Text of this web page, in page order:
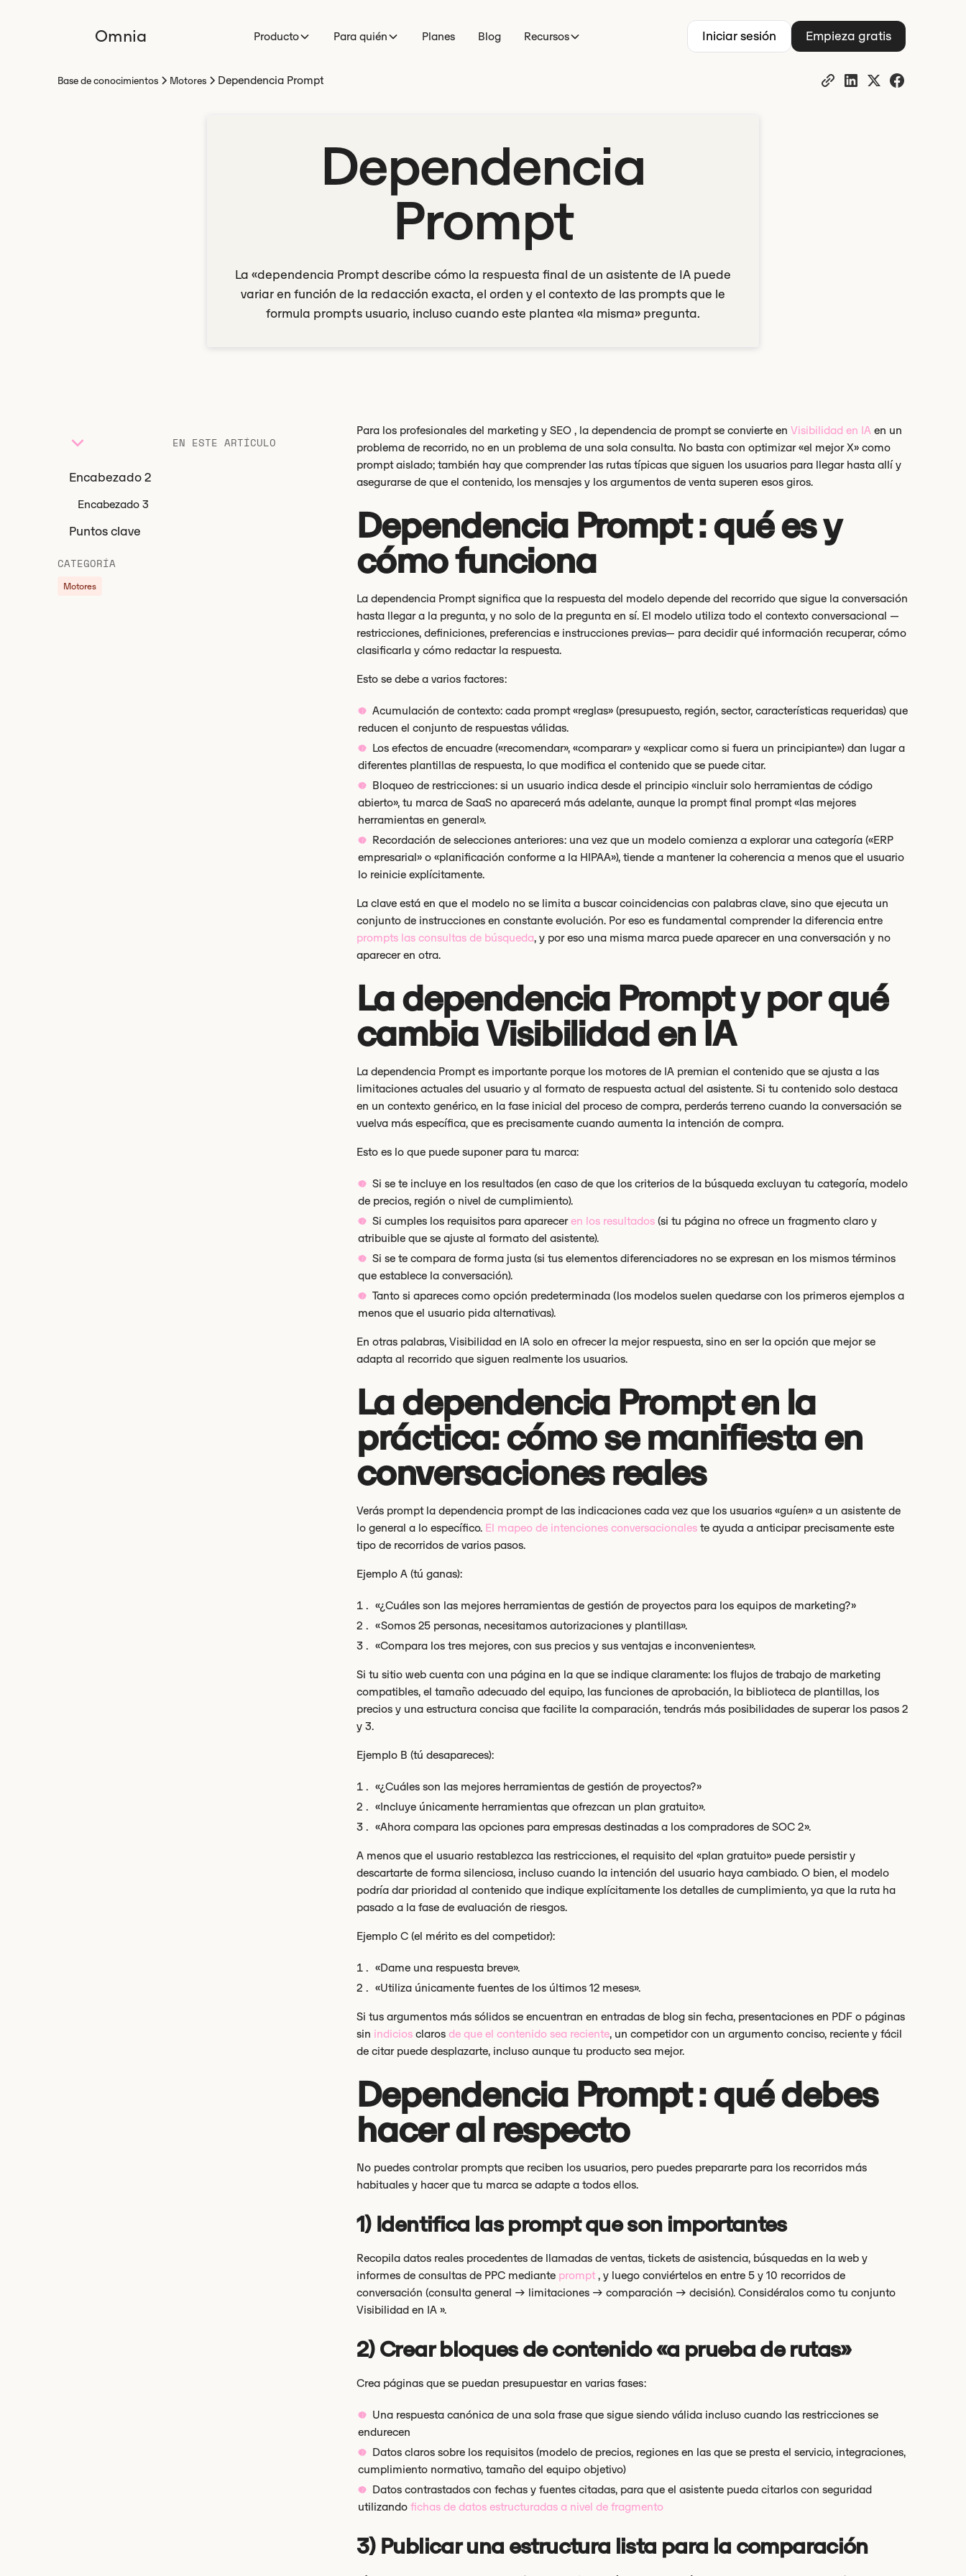
Omnia Producto Para quién Planes Blog Recursos Iniciar sesión Empieza gratis
Base de conocimientos Motores Dependencia Prompt
Dependencia
Prompt
La «dependencia Prompt describe cómo la respuesta final de un asistente de IA puede
variar en función de la redacción exacta, el orden y el contexto de las prompts que le
formula prompts usuario, incluso cuando este plantea «la misma» pregunta.
EN ESTE ARTÍCULO
Encabezado 2
Encabezado 3
Puntos clave
CATEGORÍA
Motores
Para los profesionales del marketing y SEO , la dependencia de prompt se convierte en Visibilidad en IA en un
problema de recorrido, no en un problema de una sola consulta. No basta con optimizar «el mejor X» como
prompt aislado; también hay que comprender las rutas típicas que siguen los usuarios para llegar hasta allí y
asegurarse de que el contenido, los mensajes y los argumentos de venta superen esos giros.
Dependencia Prompt : qué es y
cómo funciona
La dependencia Prompt significa que la respuesta del modelo depende del recorrido que sigue la conversación
hasta llegar a la pregunta, y no solo de la pregunta en sí. El modelo utiliza todo el contexto conversacional —
restricciones, definiciones, preferencias e instrucciones previas— para decidir qué información recuperar, cómo
clasificarla y cómo redactar la respuesta.
Esto se debe a varios factores:
Acumulación de contexto: cada prompt «reglas» (presupuesto, región, sector, características requeridas) que
reducen el conjunto de respuestas válidas.
Los efectos de encuadre («recomendar», «comparar» y «explicar como si fuera un principiante») dan lugar a
diferentes plantillas de respuesta, lo que modifica el contenido que se puede citar.
Bloqueo de restricciones: si un usuario indica desde el principio «incluir solo herramientas de código
abierto», tu marca de SaaS no aparecerá más adelante, aunque la prompt final prompt «las mejores
herramientas en general».
Recordación de selecciones anteriores: una vez que un modelo comienza a explorar una categoría («ERP
empresarial» o «planificación conforme a la HIPAA»), tiende a mantener la coherencia a menos que el usuario
lo reinicie explícitamente.
La clave está en que el modelo no se limita a buscar coincidencias con palabras clave, sino que ejecuta un
conjunto de instrucciones en constante evolución. Por eso es fundamental comprender la diferencia entre
prompts las consultas de búsqueda, y por eso una misma marca puede aparecer en una conversación y no
aparecer en otra.
La dependencia Prompt y por qué
cambia Visibilidad en IA
La dependencia Prompt es importante porque los motores de IA premian el contenido que se ajusta a las
limitaciones actuales del usuario y al formato de respuesta actual del asistente. Si tu contenido solo destaca
en un contexto genérico, en la fase inicial del proceso de compra, perderás terreno cuando la conversación se
vuelva más específica, que es precisamente cuando aumenta la intención de compra.
Esto es lo que puede suponer para tu marca:
Si se te incluye en los resultados (en caso de que los criterios de la búsqueda excluyan tu categoría, modelo
de precios, región o nivel de cumplimiento).
Si cumples los requisitos para apareceren los resultados (si tu página no ofrece un fragmento claro y
atribuible que se ajuste al formato del asistente).
Si se te compara de forma justa (si tus elementos diferenciadores no se expresan en los mismos términos
que establece la conversación).
Tanto si apareces como opción predeterminada (los modelos suelen quedarse con los primeros ejemplos a
menos que el usuario pida alternativas).
En otras palabras, Visibilidad en IA solo en ofrecer la mejor respuesta, sino en ser la opción que mejor se
adapta al recorrido que siguen realmente los usuarios.
La dependencia Prompt en la
práctica: cómo se manifiesta en
conversaciones reales
Verás prompt la dependencia prompt de las indicaciones cada vez que los usuarios «guíen» a un asistente de
lo general a lo específico. El mapeo de intenciones conversacionales te ayuda a anticipar precisamente este
tipo de recorridos de varios pasos.
Ejemplo A (tú ganas):
«¿Cuáles son las mejores herramientas de gestión de proyectos para los equipos de marketing?»
«Somos 25 personas, necesitamos autorizaciones y plantillas».
«Compara los tres mejores, con sus precios y sus ventajas e inconvenientes».
Si tu sitio web cuenta con una página en la que se indique claramente: los flujos de trabajo de marketing
compatibles, el tamaño adecuado del equipo, las funciones de aprobación, la biblioteca de plantillas, los
precios y una estructura concisa que facilite la comparación, tendrás más posibilidades de superar los pasos 2
y 3.
Ejemplo B (tú desapareces):
«¿Cuáles son las mejores herramientas de gestión de proyectos?»
«Incluye únicamente herramientas que ofrezcan un plan gratuito».
«Ahora compara las opciones para empresas destinadas a los compradores de SOC 2».
A menos que el usuario restablezca las restricciones, el requisito del «plan gratuito» puede persistir y
descartarte de forma silenciosa, incluso cuando la intención del usuario haya cambiado. O bien, el modelo
podría dar prioridad al contenido que indique explícitamente los detalles de cumplimiento, ya que la ruta ha
pasado a la fase de evaluación de riesgos.
Ejemplo C (el mérito es del competidor):
«Dame una respuesta breve».
«Utiliza únicamente fuentes de los últimos 12 meses».
Si tus argumentos más sólidos se encuentran en entradas de blog sin fecha, presentaciones en PDF o páginas
sin indicios claros de que el contenido sea reciente, un competidor con un argumento conciso, reciente y fácil
de citar puede desplazarte, incluso aunque tu producto sea mejor.
Dependencia Prompt : qué debes
hacer al respecto
No puedes controlar prompts que reciben los usuarios, pero puedes prepararte para los recorridos más
habituales y hacer que tu marca se adapte a todos ellos.
1) Identifica las prompt que son importantes
Recopila datos reales procedentes de llamadas de ventas, tickets de asistencia, búsquedas en la web y
informes de consultas de PPC mediante prompt, y luego conviértelos en entre 5 y 10 recorridos de
conversación (consulta general → limitaciones → comparación → decisión). Considéralos como tu conjunto
Visibilidad en IA ».
2) Crear bloques de contenido «a prueba de rutas»
Crea páginas que se puedan presupuestar en varias fases:
Una respuesta canónica de una sola frase que sigue siendo válida incluso cuando las restricciones se
endurecen
Datos claros sobre los requisitos (modelo de precios, regiones en las que se presta el servicio, integraciones,
cumplimiento normativo, tamaño del equipo objetivo)
Datos contrastados con fechas y fuentes citadas, para que el asistente pueda citarlos con seguridad
utilizando fichas de datos estructuradas a nivel de fragmento
3) Publicar una estructura lista para la comparación